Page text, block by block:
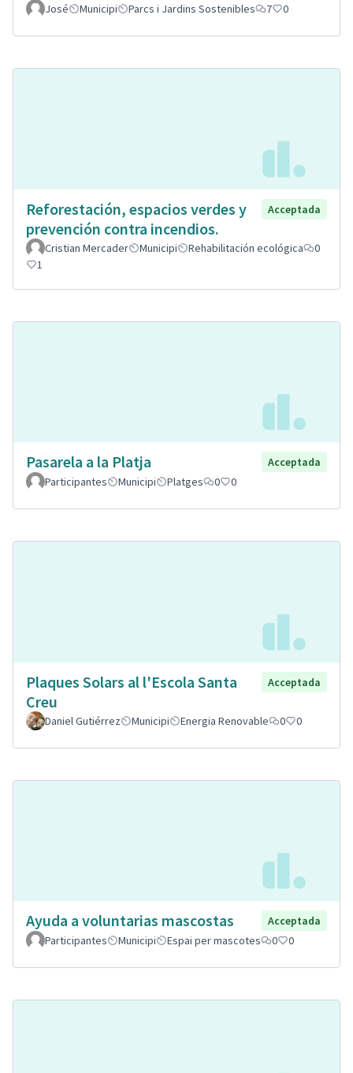
José Municipi Parcs i Jardins Sostenibles 7 0
Reforestación, espacios verdes y
prevención contra incendios.
Acceptada
Cristian Mercader Municipi Rehabilitación ecológica
0
1
Pasarela a la Platja
Acceptada
Participantes
Municipi Platges 0 0
Plaques Solars al l'Escola Santa
Creu
Acceptada
Daniel Gutiérrez Municipi Energia Renovable 0 0
Ayuda a voluntarias mascostas
Acceptada
Participantes
Municipi Espai per mascotes 0 0